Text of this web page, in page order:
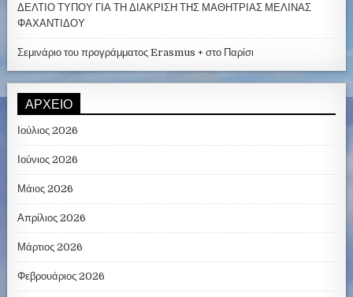
ΔΕΛΤΙΟ ΤΥΠΟΥ ΓΙΑ ΤΗ ΔΙΑΚΡΙΣΗ ΤΗΣ ΜΑΘΗΤΡΙΑΣ ΜΕΛΙΝΑΣ
ΦΑΧΑΝΤΙΔΟΥ
Σεμινάριο του προγράμματος Erasmus + στο Παρίσι
ΑΡΧΕΊΟ
Ιούλιος 2026
Ιούνιος 2026
Μάιος 2026
Απρίλιος 2026
Μάρτιος 2026
Φεβρουάριος 2026